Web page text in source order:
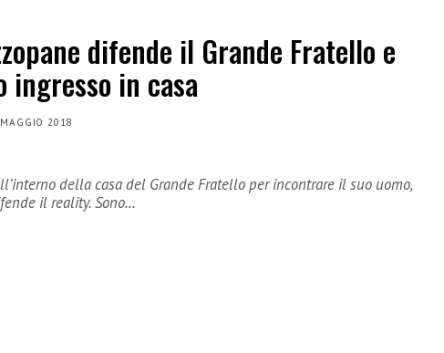
difende il Grande Fratello e
ingresso in casa
2018
della casa del Grande Fratello per incontrare il suo uomo,
il reality. Sono…